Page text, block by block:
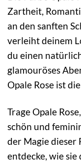
Zartheit,
an den sanften
verleiht deinem
du einen
glamouröses
Opale Rose ist
Trage Opale
schön und
der Magie dieser
entdecke, wie